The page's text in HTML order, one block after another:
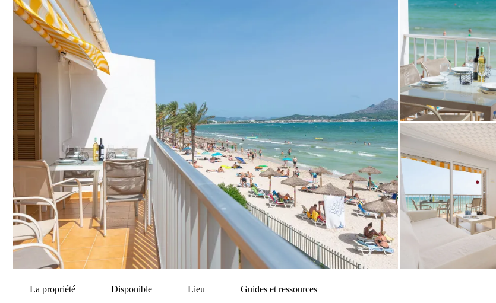
La propriété Disponible Lieu Guides et ressources